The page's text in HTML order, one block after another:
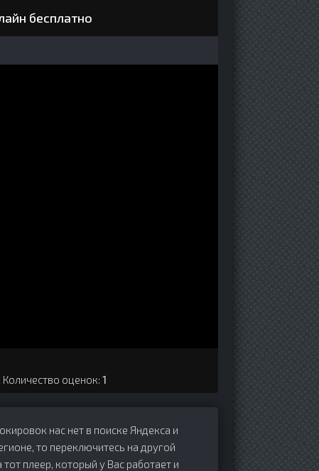
бесплатно
оценок: 1
нас нет в поиске Яндекса и
то переключитесь на другой
плеер, который у Вас работает и